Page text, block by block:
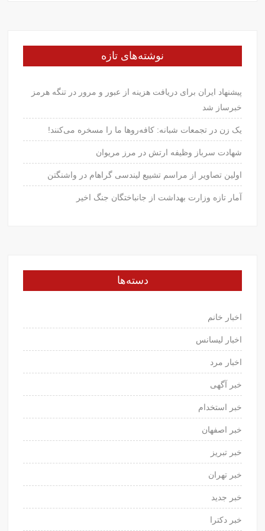
نوشته‌های تازه
پیشنهاد ایران برای دریافت هزینه از عبور و مرور در تنگه هرمز
خبرساز شد
یک زن در تجمعات شبانه: کافه‌روها ما را مسخره می‌کنند!
شهادت سرباز وظیفه ارتش در مرز مریوان
اولین تصاویر از مراسم تشییع لیندسی گراهام در واشنگتن
آمار تازه وزارت بهداشت از جانباختگان جنگ اخیر
دسته‌ها
اخبار خانم
اخبار لیسانس
اخبار مرد
خبر آگهی
خبر استخدام
خبر اصفهان
خبر تبریز
خبر تهران
خبر جدید
خبر دکترا